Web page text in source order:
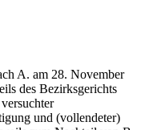
A. am 28. November
des Bezirksgerichts
und (vollendeter)